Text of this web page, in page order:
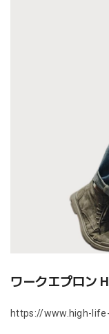
ワークエプロン
https://www.high-